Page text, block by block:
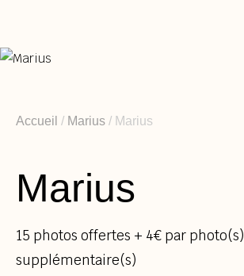
contenu
Accueil / Marius / Marius
Marius
15 photos offertes + 4€ par photo(s)
supplémentaire(s)